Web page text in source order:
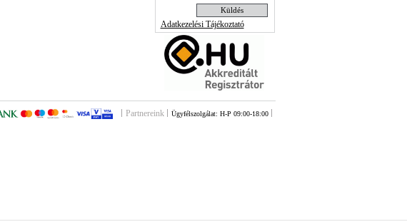
Adatkezelési Tájékoztató
Partnereink Ügyfélszolgálat: H-P 09:00-18:00